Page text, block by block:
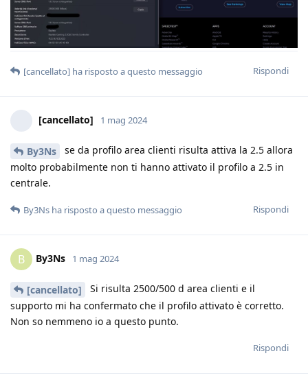
Rispondi
[cancellato] ha risposto a questo messaggio
[cancellato] 1 mag 2024
By3Ns
se da profilo area clienti risulta attiva la 2.5 allora
molto probabilmente non ti hanno attivato il profilo a 2.5 in
centrale.
Rispondi
By3Ns ha risposto a questo messaggio
B By3Ns 1 mag 2024
[cancellato]
Si risulta 2500/500 d area clienti e il
supporto mi ha confermato che il profilo attivato è corretto.
Non so nemmeno io a questo punto.
Rispondi